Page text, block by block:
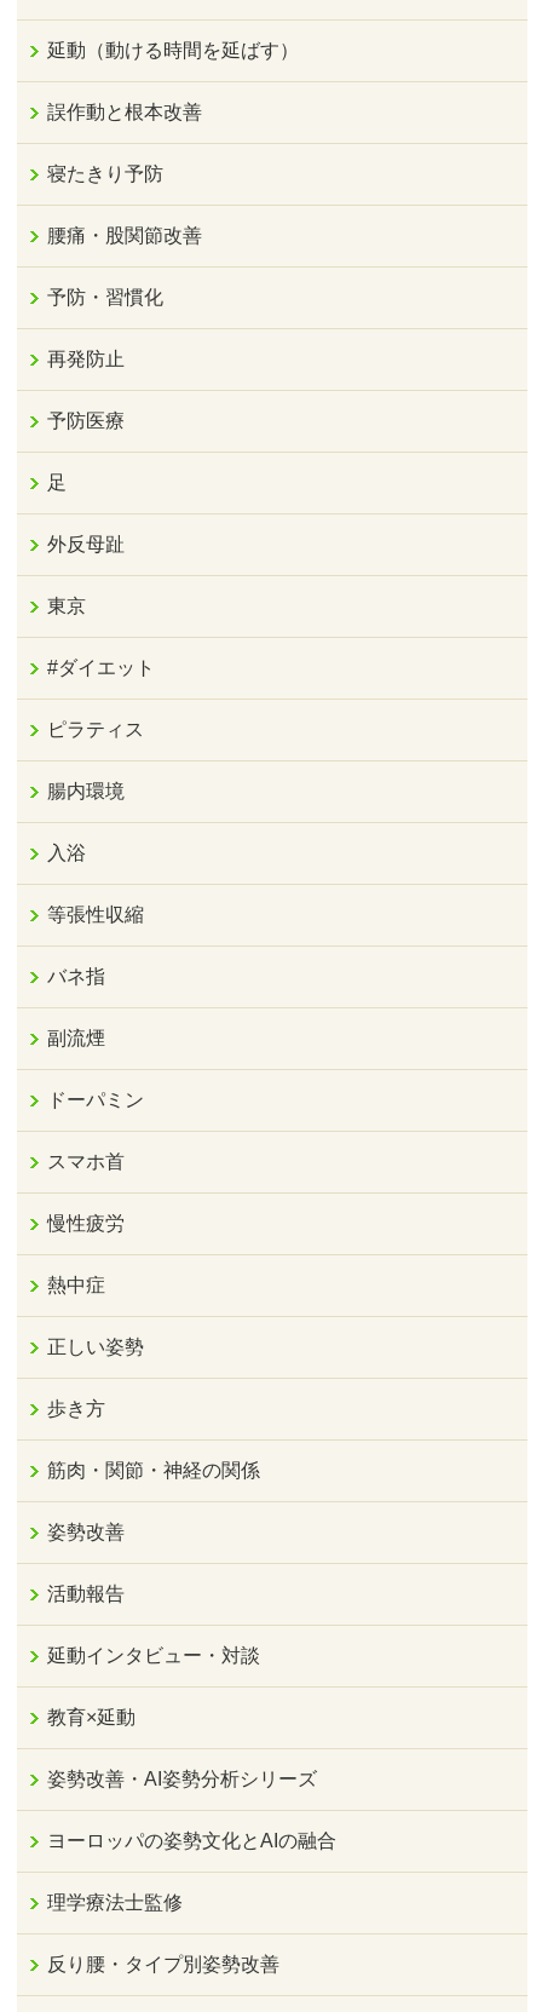
延動（動ける時間を延ばす）
誤作動と根本改善
寝たきり予防
腰痛・股関節改善
予防・習慣化
再発防止
予防医療
足
外反母趾
東京
#ダイエット
ピラティス
腸内環境
入浴
等張性収縮
バネ指
副流煙
ドーパミン
スマホ首
慢性疲労
熱中症
正しい姿勢
歩き方
筋肉・関節・神経の関係
姿勢改善
活動報告
延動インタビュー・対談
教育×延動
姿勢改善・AI姿勢分析シリーズ
ヨーロッパの姿勢文化とAIの融合
理学療法士監修
反り腰・タイプ別姿勢改善